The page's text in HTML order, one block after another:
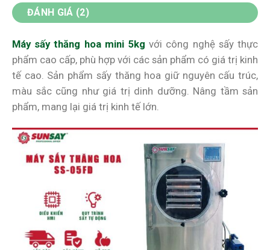
ĐÁNH GIÁ (2)
Máy sấy thăng hoa mini 5kg với công nghệ sấy thực
phẩm cao cấp, phù hợp với các sản phẩm có giá trị kinh
tế cao. Sản phẩm sấy thăng hoa giữ nguyên cấu trúc,
màu sắc cũng như giá trị dinh dưỡng. Nâng tầm sản
phẩm, mang lại giá trị kinh tế lớn.